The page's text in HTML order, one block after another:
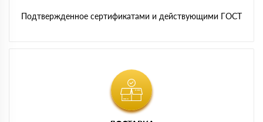
Подтвержденное сертификатами и действующими ГОСТ